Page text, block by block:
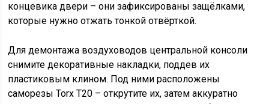
концевика двери – они зафиксированы защёлками,
которые нужно отжать тонкой отвёрткой.
Для демонтажа воздуховодов центральной консоли
снимите декоративные накладки, поддев их
пластиковым клином. Под ними расположены
саморезы Torx T20 – открутите их, затем аккуратно